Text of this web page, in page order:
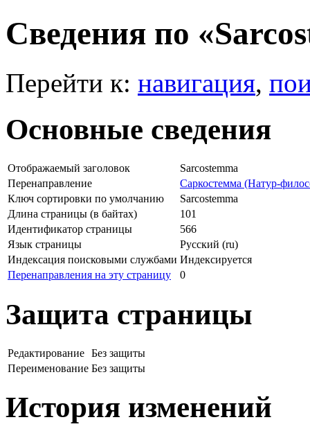
Сведения по
Перейти к: навигация,
Основные сведения
Отображаемый заголовок
Sarcostemma
Перенаправление
Саркостемма (Натур-
Ключ сортировки по умолчанию
Sarcostemma
Длина страницы (в байтах)
101
Идентификатор страницы
566
Язык страницы
Русский (ru)
Индексация поисковыми службами Индексируется
Перенаправления на эту страницу
0
Защита страницы
Редактирование Без защиты
Переименование Без защиты
История изменений